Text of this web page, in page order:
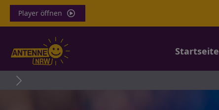
Player öffnen
Startseite